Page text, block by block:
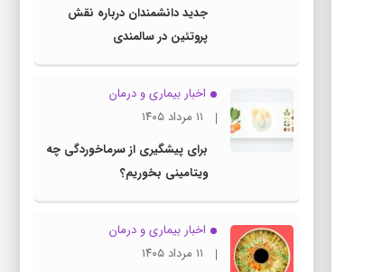
جدید دانشمندان درباره نقش
پروتئین در سالمندی
اخبار بیماری و درمان
۱۱ مرداد ۱۴۰۵
برای پیشگیری از سرماخوردگی چه
ویتامینی بخوریم؟
اخبار بیماری و درمان
۱۱ مرداد ۱۴۰۵